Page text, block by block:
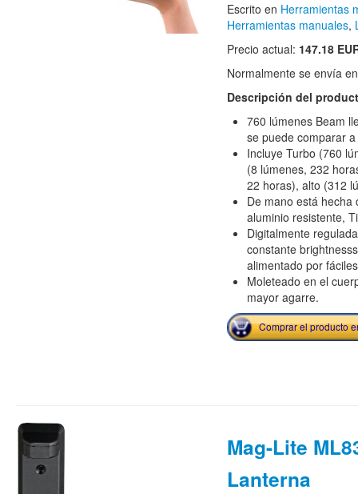
Escrito en Herramientas
Herramientas manuales,
Precio actual: 147.18
Normalmente se envía
Descripción del
760 lúmenes Beam
se puede comparar
Incluye Turbo (760
(8 lúmenes, 232
22 horas), alto (312
De mano está hecha
aluminio resistente,
Digitalmente
constante
alimentado por
Moleteado en el
mayor agarre.
Comprar el producto
Mag-Lite
Lanterna